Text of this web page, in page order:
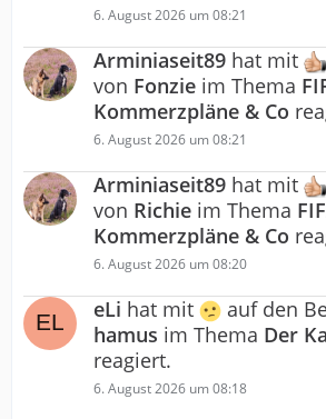
6. August 2026 um 08:21
Arminiaseit89 hat mit
von Fonzie im Thema
Kommerzpläne & Co
6. August 2026 um 08:21
Arminiaseit89 hat mit
von Richie im Thema
Kommerzpläne & Co
6. August 2026 um 08:20
eLi hat mit
auf den
hamus im Thema Der
reagiert.
6. August 2026 um 08:18